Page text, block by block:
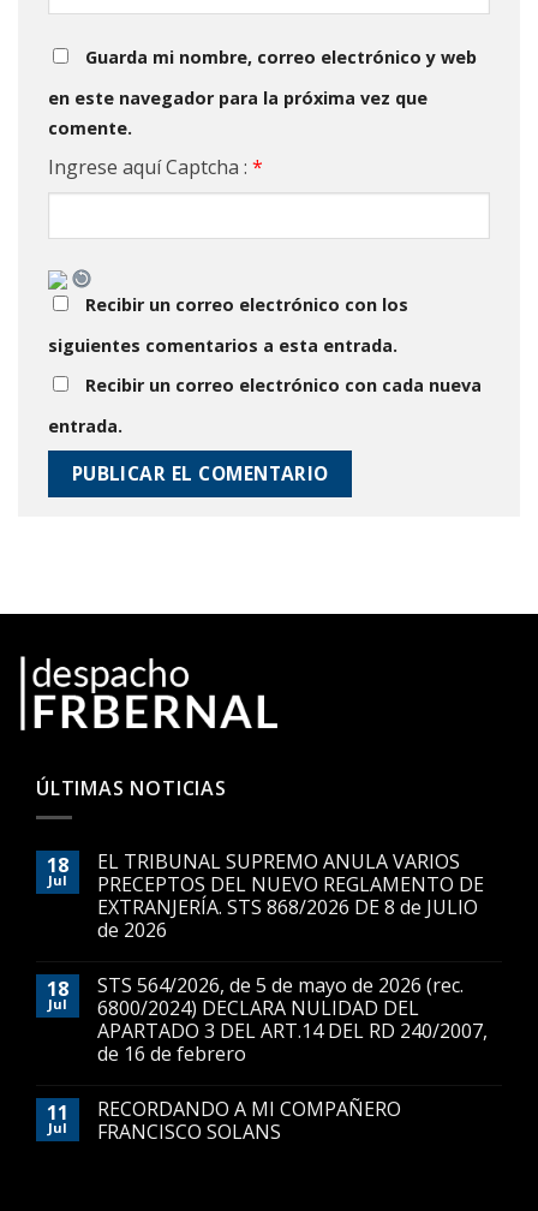
Guarda mi nombre, correo electrónico y web
en este navegador para la próxima vez que
comente.
Ingrese aquí Captcha : *
Recibir un correo electrónico con los
siguientes comentarios a esta entrada.
Recibir un correo electrónico con cada nueva
entrada.
ÚLTIMAS NOTICIAS
18
Jul
EL TRIBUNAL SUPREMO ANULA VARIOS
PRECEPTOS DEL NUEVO REGLAMENTO DE
EXTRANJERÍA. STS 868/2026 DE 8 de JULIO
de 2026
18
Jul
STS 564/2026, de 5 de mayo de 2026 (rec.
6800/2024) DECLARA NULIDAD DEL
APARTADO 3 DEL ART.14 DEL RD 240/2007,
de 16 de febrero
11
Jul
RECORDANDO A MI COMPAÑERO
FRANCISCO SOLANS